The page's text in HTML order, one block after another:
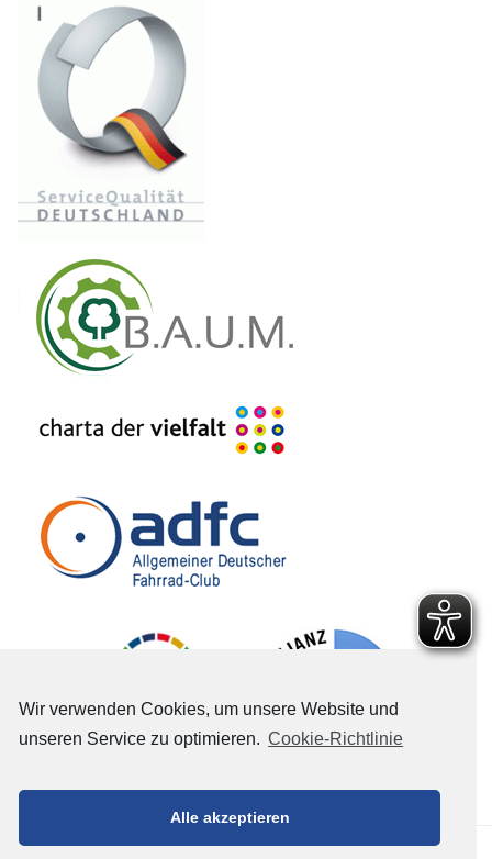
Wir verwenden Cookies, um unsere Website und
unseren Service zu optimieren. Cookie-Richtlinie
Alle akzeptieren